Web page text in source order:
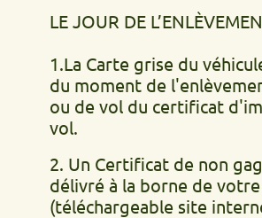
LE JOUR DE L’ENLÈVEMENT DE
1.La Carte grise du véhicule : A
du moment de l'enlèvement de
ou de vol du certificat
2. Un Certificat de non gage : ce
délivré à la borne de votre
(téléchargeable site internet